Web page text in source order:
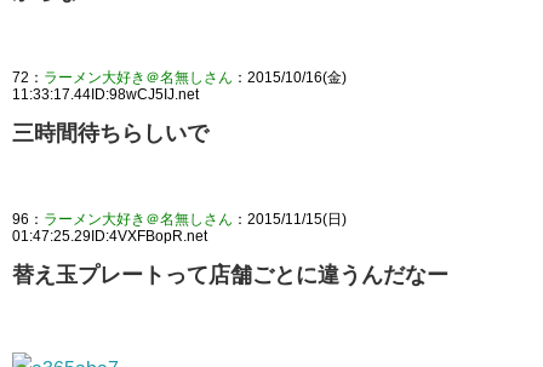
72： ラーメン大好き＠名無しさん ：2015/10/16(金)
11:33:17.44ID:98wCJ5IJ.net
三時間待ちらしいで
96： ラーメン大好き＠名無しさん ：2015/11/15(日)
01:47:25.29ID:4VXFBopR.net
替え玉プレートって店舗ごとに違うんだなー